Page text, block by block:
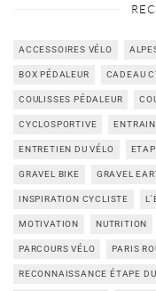
ACCESSOIRES VÉLO
BOX PÉDALEUR CADEAU
COULISSES PÉDALEUR
CYCLOSPORTIVE
ENTRETIEN DU VÉLO
GRAVEL BIKE GRAVEL
INSPIRATION CYCLISTE
MOTIVATION NUTRITION
PARCOURS VÉLO PARIS
RECONNAISSANCE ÉTAPE